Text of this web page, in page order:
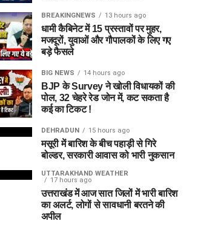
BREAKINGNEWS 13 hours ago
धामी कैबिनेट में 15 प्रस्तावों पर मुहर,
मजदूरों, युवाओं और गौपालकों के लिए गए
बड़े फैसले
BIG NEWS 14 hours ago
BJP के Survey ने खोली विधायकों की
पोल, 32 चेहरे रेड जोन में, कट सकता है
कई का टिकट !
DEHRADUN 15 hours ago
मसूरी में बारिश के बीच पहाड़ी से गिरे
बोल्डर, सरकारी आवास को भारी नुकसान
UTTARAKHAND WEATHER
17 hours ago
उत्तराखंड में आज सात जिलों में भारी बारिश
का अलर्ट, लोगों से सावधानी बरतने की
अपील